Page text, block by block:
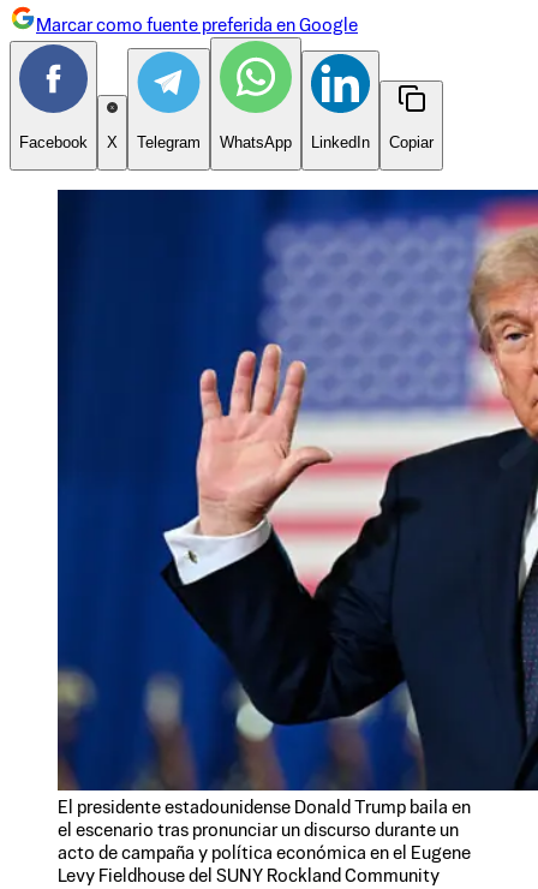
Marcar como fuente preferida en Google
Facebook X Telegram WhatsApp LinkedIn Copiar
El presidente estadounidense Donald Trump baila en
el escenario tras pronunciar un discurso durante un
acto de campaña y política económica en el Eugene
Levy Fieldhouse del SUNY Rockland Community